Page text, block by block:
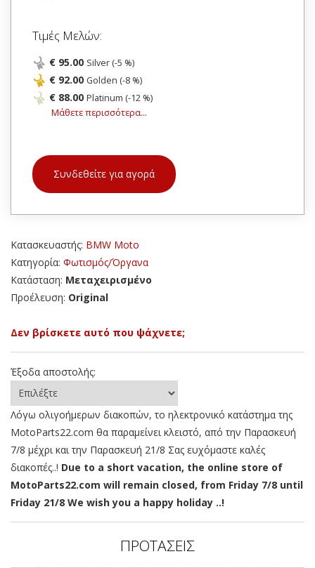
Τιμές Μελών:
€ 95.00 Silver (-5 %)
€ 92.00 Golden (-8 %)
€ 88.00 Platinum (-12 %)
Μάθετε περισσότερα...
Συνδεθείτε για αγορά
Κατασκευαστής: BMW Moto
Κατηγορία: Φωτισμός/Όργανα
Κατάσταση: Μεταχειρισμένο
Προέλευση: Original
Δεν βρίσκετε αυτό που ψάχνετε;
Έξοδα αποστολής:
Λόγω ολιγοήμερων διακοπών, το ηλεκτρονικό κατάστημα της
MotoParts22.com θα παραμείνει κλειστό, από την Παρασκευή
7/8 μέχρι και την Παρασκευή 21/8 Σας ευχόμαστε καλές
διακοπές..! Due to a short vacation, the online store of
MotoParts22.com will remain closed, from Friday 7/8 until
Friday 21/8 We wish you a happy holiday ..!
ΠΡΟΤΑΣΕΙΣ